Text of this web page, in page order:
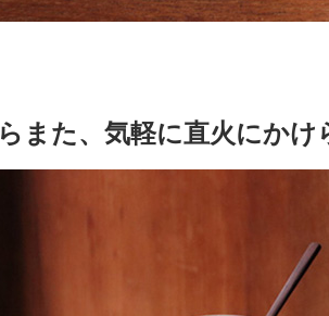
また、気軽に直火にかけ